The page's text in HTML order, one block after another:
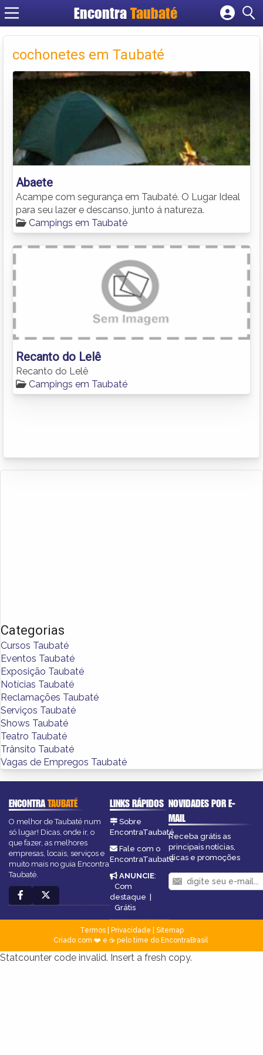
EncontraTaubaté
Cadastrar empresa
Criar conta
cochonetes em Taubaté
Abaete
Acampe com segurança em Taubaté. O Lugar Ideal
para seu lazer e descanso, junto á natureza.
Campings em Taubaté
Recanto do Lelê
Recanto do Lelê
Campings em Taubaté
Categorias
Cursos Taubaté
Eventos Taubaté
Exposição Taubaté
Notícias Taubaté
Reclamações Taubaté
Serviços Taubaté
Shows Taubaté
Teatro Taubaté
Trânsito Taubaté
Vagas de Empregos Taubaté
ENCONTRATAUBATÉ
O melhor de Taubaté num
só lugar! Dicas, onde ir, o
que fazer, as melhores
empresas, locais, serviços e
muito mais no guia Encontra
Taubaté.
LINKS RÁPIDOS
Sobre
EncontraTaubaté
Fale com o
EncontraTaubaté
ANUNCIE:
Com
destaque |
Grátis
NOVIDADES POR E-
MAIL
Receba grátis as
principais notícias,
dicas e promoções
Termos| Privacidade
Sitemap
Criado com ❤️ e ☕ pelo time do EncontraBrasil
Statcounter code invalid. Insert a fresh copy.